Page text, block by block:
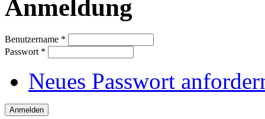
Anmeldung
Benutzername *
Passwort *
Neues Passwort